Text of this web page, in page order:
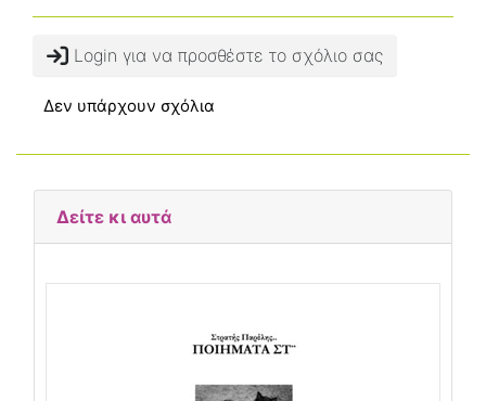
Login για να προσθέστε το σχόλιο σας
Δεν υπάρχουν σχόλια
Δείτε κι αυτά